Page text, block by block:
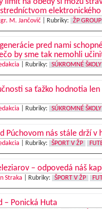
M. Jančovič| Rubriky: ŽP GROUP
pred nami
by sme tak nemohli
Rubriky: SÚKROMNÉ ŠKOLY
sa ťažko hodnotia
Rubriky: SÚKROMNÉ ŠKOLY
Púchovom nás stále drží v
Rubriky: ŠPORT V ŽP
– odpovedá náš
Straka Rubriky: ŠPORT V ŽP
– Ponická Huta